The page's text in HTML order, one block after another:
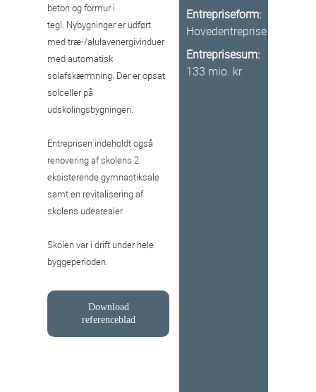
beton og formur i
tegl. Nybygninger er udført
med træ-/alulavenergivinduer
med automatisk
solafskærmning. Der er opsat
solceller på
udskolingsbygningen.
Entreprisen indeholdt også
renovering af skolens 2
eksisterende gymnastiksale
samt en revitalisering af
skolens udearealer.
Skolen var i drift under hele
byggeperioden.
Download
referenceblad
Entrepriseform:
Hovedentreprise
Entreprisesum:
133 mio. kr.